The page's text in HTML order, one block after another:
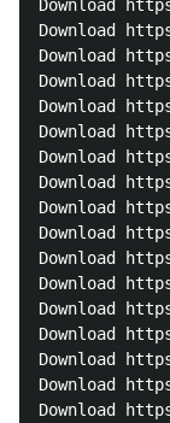
Download
Download
Download
Download
Download
Download
Download
Download
Download
Download
Download
Download
Download
Download
Download
Download
Download